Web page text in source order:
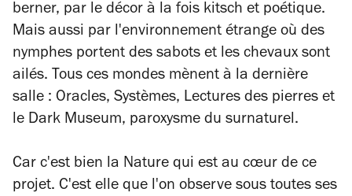
berner, par le décor à la fois kitsch et poétique.
Mais aussi par l'environnement étrange où des
nymphes portent des sabots et les chevaux sont
ailés. Tous ces mondes mènent à la dernière
salle : Oracles, Systèmes, Lectures des pierres et
le Dark Museum, paroxysme du surnaturel.
Car c'est bien la Nature qui est au cœur de ce
projet. C'est elle que l'on observe sous toutes ses